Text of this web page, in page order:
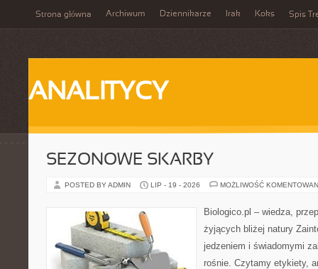
Strona główna Archiwum Dziennikarze Irak Koks Spis
ANALITYCY
SEZONOWE SKARBY
POSTED BY ADMIN LIP - 19 - 2026 MOŻLIWOŚĆ
Biologico.pl – wiedza,
żyjących bliżej natury
jedzeniem i świadomymi
rośnie. Czytamy etykiety,